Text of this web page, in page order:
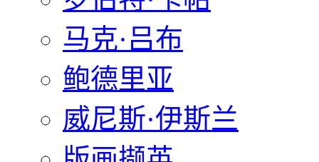
马克·吕布
鲍德里亚
威尼斯·伊斯兰